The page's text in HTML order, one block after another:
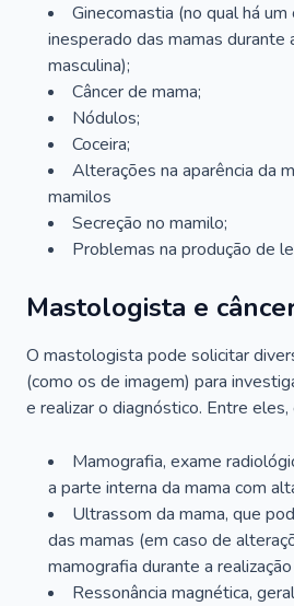
Ginecomastia (no qual há
inesperado das mamas durante
masculina);
Câncer de mama;
Nódulos;
Coceira;
Alterações na aparência da
mamilos
Secreção no mamilo;
Problemas na produção de
Mastologista e
O mastologista pode solicitar
(como os de imagem) para
e realizar o diagnóstico. Entre eles,
Mamografia, exame
a parte interna da mama com
Ultrassom da mama, que
das mamas (em caso de
mamografia durante a
Ressonância magnética,